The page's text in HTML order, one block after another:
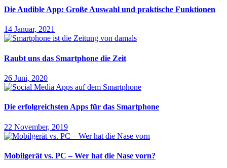
Die Audible App: Große Auswahl und praktische Funktionen
14 Januar, 2021
Raubt uns das Smartphone die Zeit
26 Juni, 2020
Die erfolgreichsten Apps für das Smartphone
22 November, 2019
Mobilgerät vs. PC – Wer hat die Nase vorn?